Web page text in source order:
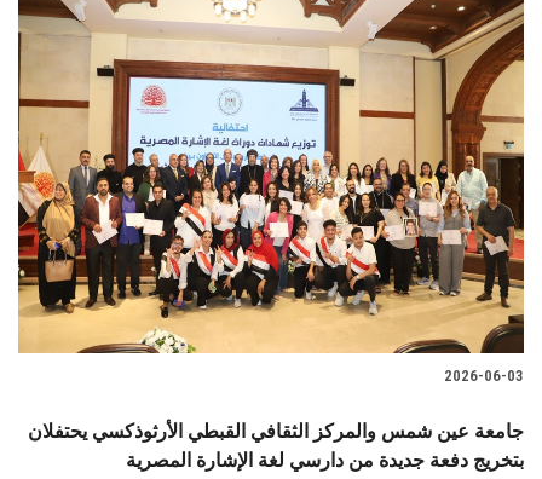
2026-06-03
جامعة عين شمس والمركز الثقافي القبطي الأرثوذكسي يحتفلان
بتخريج دفعة جديدة من دارسي لغة الإشارة المصرية